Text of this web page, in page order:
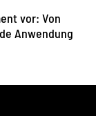
vor: Von
Anwendung